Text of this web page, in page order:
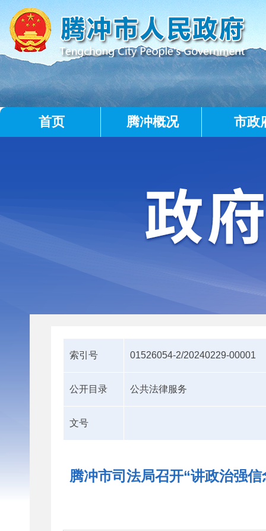
首页 腾冲概况 市政
索引号 01526054-2/20240229-00001
公开目录 公共法律服务
文号
腾冲市司法局召开“讲政治强